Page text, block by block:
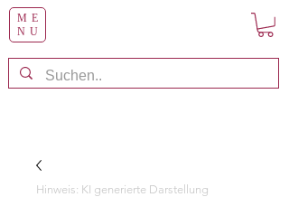
ME
NU
Hinweis: KI generierte Darstellung